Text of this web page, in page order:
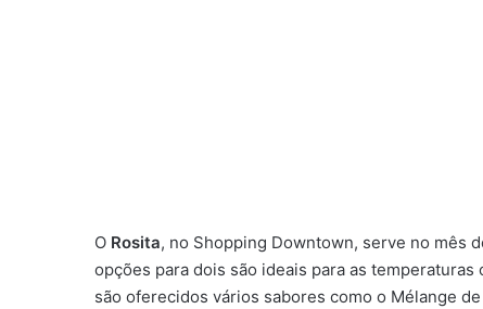
O Rosita, no Shopping Downtown, serve no mês
opções para dois são ideais para as
são oferecidos vários sabores como o Mélange